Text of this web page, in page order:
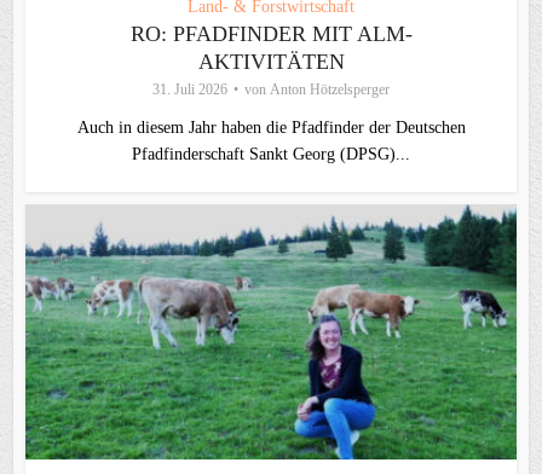
Land- & Forstwirtschaft
RO: PFADFINDER MIT ALM-
AKTIVITÄTEN
31. Juli 2026 von Anton Hötzelsperger
Auch in diesem Jahr haben die Pfadfinder der Deutschen
Pfadfinderschaft Sankt Georg (DPSG)...